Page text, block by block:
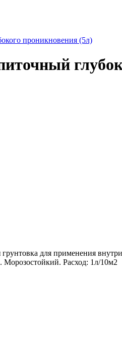
грунтовка для применения
Морозостойкий. Расход: 1л/10м2